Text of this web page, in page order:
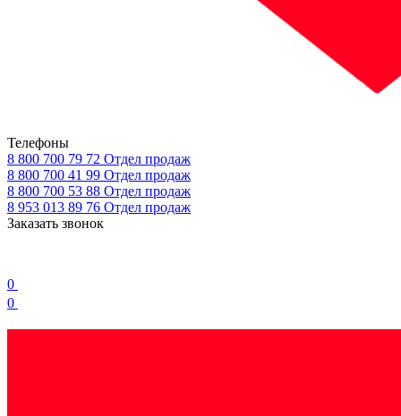
Телефоны
8 800 700 79 72 Отдел продаж
8 800 700 41 99 Отдел продаж
8 800 700 53 88 Отдел продаж
8 953 013 89 76 Отдел продаж
Заказать звонок
0
0